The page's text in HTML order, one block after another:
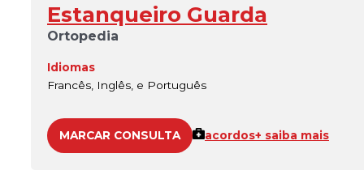
Estanqueiro Guarda
Ortopedia
Idiomas
Francês, Inglês, e Português
MARCAR CONSULTA acordos+ saiba mais